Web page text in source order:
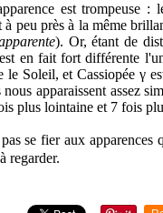
est trompeuse :
à peu près à la même
). Or, étant de
en fait fort différente
le Soleil, et Cassiopée γ
apparaissent assez
plus lointaine et 7 fois
se fier aux apparences
à regarder.